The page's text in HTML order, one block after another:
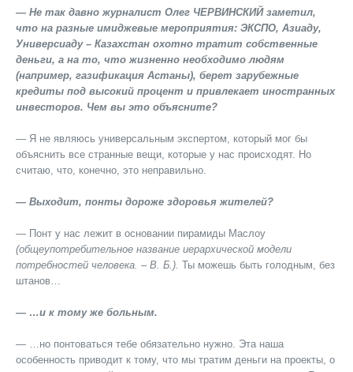
— Не так давно журналист Олег ЧЕРВИНСКИЙ заметил,
что на разные имиджевые мероприятия: ЭКСПО, Азиаду,
Универсиаду – Казахстан охотно тратит собственные
деньги, а на то, что жизненно необходимо людям
(например, газификация Астаны), берет зарубежные
кредиты под высокий процент и привлекает иностранных
инвесторов. Чем вы это объясните?
— Я не являюсь универсальным экспертом, который мог бы
объяснить все странные вещи, которые у нас происходят. Но
считаю, что, конечно, это неправильно.
— Выходит, понты дороже здоровья жителей?
— Понт у нас лежит в основании пирамиды Маслоу
(общеупотребительное название иерархической модели
потребностей человека. – В. Б.). Ты можешь быть голодным, без
штанов…
— …и к тому же больным.
— …но понтоваться тебе обязательно нужно. Эта наша
особенность приводит к тому, что мы тратим деньги на проекты, о